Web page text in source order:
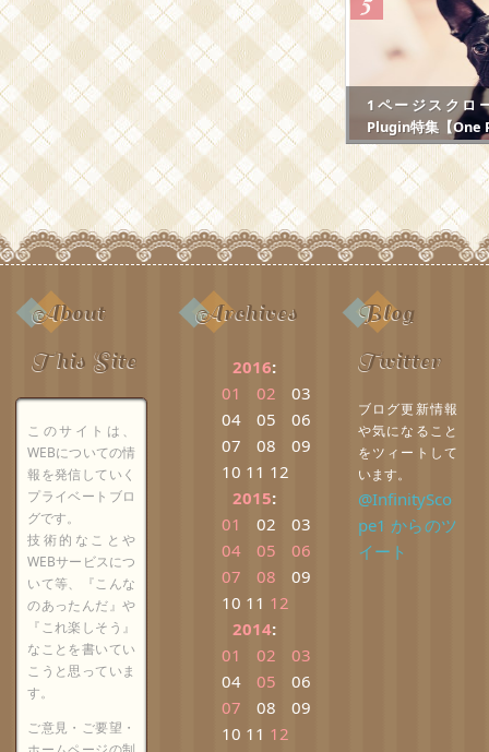
1ページスクロ
Plugin特集【One
About
This Site
このサイトは、
WEBについての情
報を発信していく
プライベートブロ
グです。
技術的なことや
WEBサービスにつ
いて等、『こんな
のあったんだ』や
『これ楽しそう』
なことを書いてい
こうと思っていま
す。
ご意見・ご要望・
Archives
2016:
01
02
03
04
05
06
07
08
09
10 11 12
2015:
01
02
03
04
05
06
07
08
09
10 11 12
2014:
01
02
03
04
05
06
07
08
09
10 11 12
Blog
Twitter
ブログ更新情報
や気になること
をツィートして
います。
@InfinitySco
pe1 からのツ
イート